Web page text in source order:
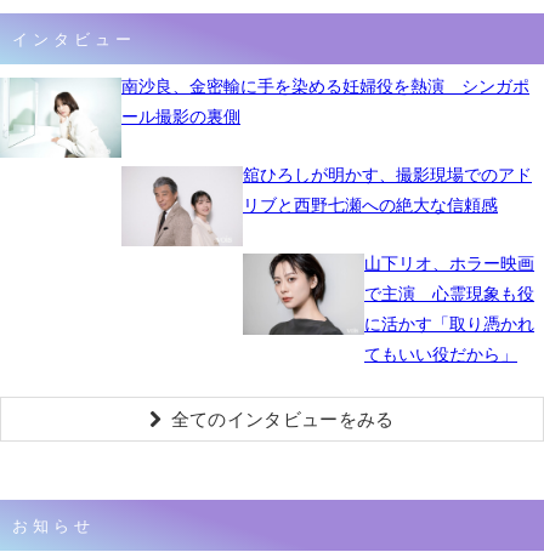
インタビュー
南沙良、金密輸に手を染める妊婦役を熱演 シンガポ
ール撮影の裏側
舘ひろしが明かす、撮影現場でのアド
リブと西野七瀬への絶大な信頼感
山下リオ、ホラー映画
で主演 心霊現象も役
に活かす「取り憑かれ
てもいい役だから」
全てのインタビューをみる
お知らせ